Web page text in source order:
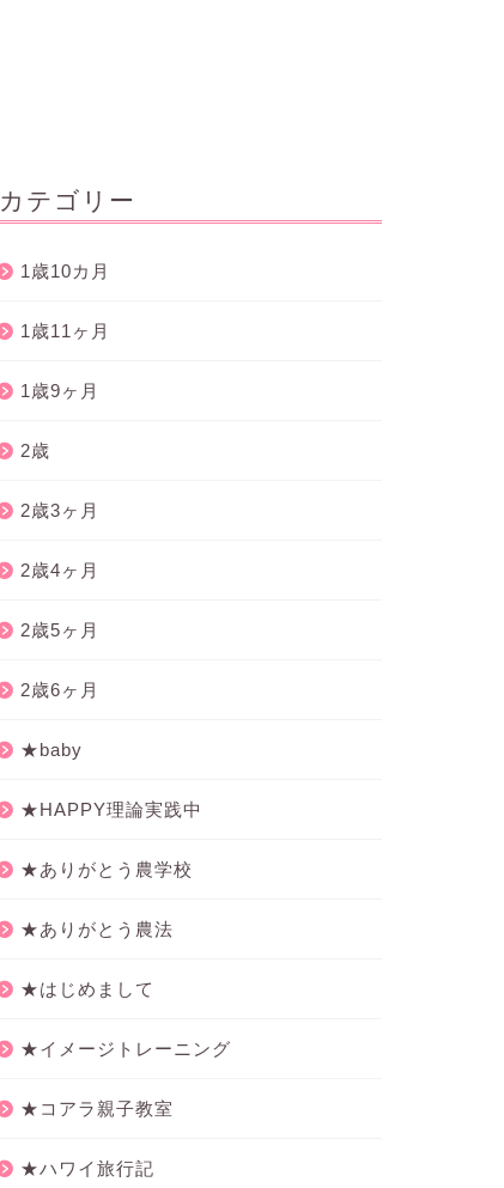
カテゴリー
1歳10カ月
1歳11ヶ月
1歳9ヶ月
2歳
2歳3ヶ月
2歳4ヶ月
2歳5ヶ月
2歳6ヶ月
★baby
★HAPPY理論実践中
★ありがとう農学校
★ありがとう農法
★はじめまして
★イメージトレーニング
★コアラ親子教室
★ハワイ旅行記